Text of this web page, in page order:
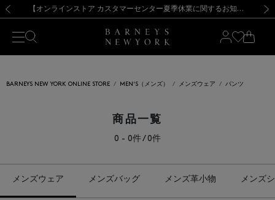
新規登録のお客様も対象！＜MY BARNEYS＞会員のお客様は11,000円（税込）以上のお買上げで常時送料無料！お買い物の際は会員登録を！
【夏季休業に伴う出荷一時停止のお知らせ】(2026.8.7) 【オンラインストア カスタマーセンター夏季休業に関するお知らせ】（2026.8.7）
【夏季休業に伴う返品・交換承り一時停止のお知らせ】（2026.8.5）
熊本県を中心とした地震の影響によるお荷物のお届けについて
【開催中】SUMMER SALEのご案内・ご注意事項 新規登録のお客様も対象！＜MY BARNEYS＞会員のお客様は11,000円（税込）以上のお買上げで常時送料無料！お買い物の際は会員登録を！
【夏季休業に伴う出荷一時停止のお知らせ】(2026.8.7)
BARNEYS NEW YORK ONLINE STORE MEN'S（メンズ） メンズウェア パンツ
商品一覧
0 - 0件 / 0件
メンズウェア メンズバッグ メンズ革小物 メンズ